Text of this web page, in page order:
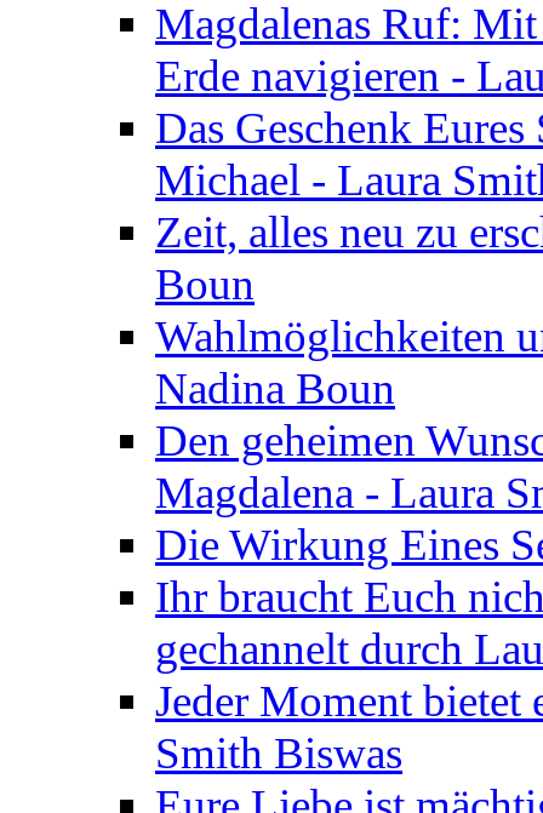
Magdalenas Ruf:
Erde navigieren -
Das Geschenk
Michael - Laura
Zeit, alles neu zu
Boun
Wahlmöglichkeiten
Nadina Boun
Den geheimen
Magdalena - Laura
Die Wirkung Eines
Ihr braucht Euch
gechannelt durch
Jeder Moment bietet
Smith Biswas